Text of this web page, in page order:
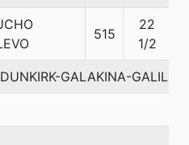
515
22
1/2
GALAKINA-GALILEO